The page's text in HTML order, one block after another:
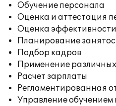
Обучение персонала
Оценка и аттестация
Оценка
Планирование
Подбор кадров
Применение
Расчет зарплаты
Регламентированная
Управление